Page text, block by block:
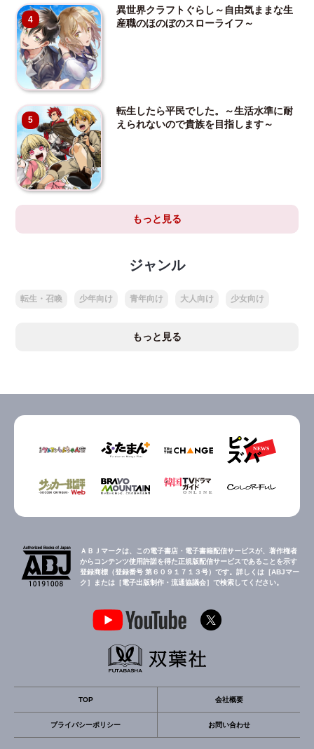
4
異世界クラフトぐらし～自由気ままな生
産職のほのぼのスローライフ～
5
転生したら平民でした。～生活水準に耐
えられないので貴族を目指します～
もっと見る
ジャンル
転生・召喚 少年向け 青年向け 大人向け 少女向け
もっと見る
ＡＢＪマークは、この電子書店・電子書籍配信サービスが、著作権者
からコンテンツ使用許諾を得た正規版配信サービスであることを示す
登録商標（登録番号 第６０９１７１３号）です。詳しくは［ABJマー
ク］または［電子出版制作・流通協議会］で検索してください。
TOP 会社概要
プライバシーポリシー お問い合わせ